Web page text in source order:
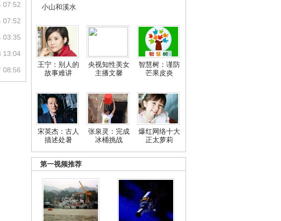
小山和溪水
王宁：别人的
故事难讲
央视知性美女
主播文馨
智慧树：谨防
芒果皮炎
宋英杰：古人
描述处暑
张泉灵：完成
冰桶挑战
爆红网络十大
正太萝莉
第一视频推荐
07:52
07:52
03:35
13:04
08:56